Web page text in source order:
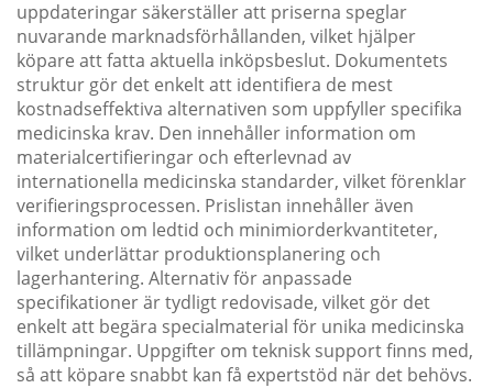
uppdateringar säkerställer att priserna speglar
nuvarande marknadsförhållanden, vilket hjälper
köpare att fatta aktuella inköpsbeslut. Dokumentets
struktur gör det enkelt att identifiera de mest
kostnadseffektiva alternativen som uppfyller specifika
medicinska krav. Den innehåller information om
materialcertifieringar och efterlevnad av
internationella medicinska standarder, vilket förenklar
verifieringsprocessen. Prislistan innehåller även
information om ledtid och minimiorderkvantiteter,
vilket underlättar produktionsplanering och
lagerhantering. Alternativ för anpassade
specifikationer är tydligt redovisade, vilket gör det
enkelt att begära specialmaterial för unika medicinska
tillämpningar. Uppgifter om teknisk support finns med,
så att köpare snabbt kan få expertstöd när det behövs.